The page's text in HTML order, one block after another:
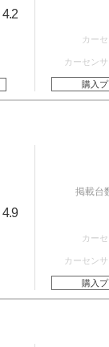
4.2
カー
カーセン
購入
4.9
掲載台
カー
カーセン
購入